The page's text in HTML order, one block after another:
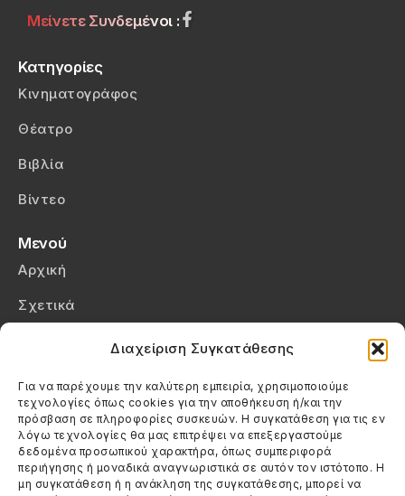
Διαχείριση Συγκατάθεσης
Για να παρέχουμε την καλύτερη εμπειρία, χρησιμοποιούμε
τεχνολογίες όπως cookies για την αποθήκευση ή/και την
πρόσβαση σε πληροφορίες συσκευών. Η συγκατάθεση για τις εν
λόγω τεχνολογίες θα μας επιτρέψει να επεξεργαστούμε
δεδομένα προσωπικού χαρακτήρα, όπως συμπεριφορά
περιήγησης ή μοναδικά αναγνωριστικά σε αυτόν τον ιστότοπο. Η
μη συγκατάθεση ή η ανάκληση της συγκατάθεσης, μπορεί να
Μείνετε Συνδεμένοι :
Κατηγορίες
Κινηματογράφος
Θέατρο
Βιβλία
Βίντεο
Μενού
Αρχική
Σχετικά
Πολιτική Cookies (ΕΕ)
Στοιχεία Επικοινωνίας
Καλεσέ μας